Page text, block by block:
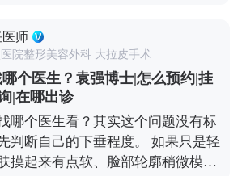
家号、小红薯）预约面诊，详细了
，不会有勒得喘不过气的感觉。不
适应了，甚至睡觉时都能忽略它的
骼、减轻肿胀，还能促进伤口愈
前两周尽量24小时佩戴，之后一个
况白天或晚上适当戴就行，具体时
恢复进度单独建议。 所以大家
件事，它不是负担，反而能帮你更
医师
院整形美容外科 大拉皮手术
个医生？袁强博士|怎么预约|挂
|在哪出诊
哪个医生看？其实这个问题没有标
判断自己的下垂程度。 如果只是轻
摸起来有点软、脸部轮廓稍微模